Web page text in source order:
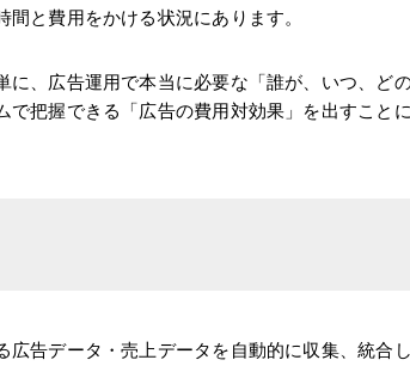
と費用をかける状況にあります。
に、広告運用で本当に必要な「誰が、いつ、ど
で把握できる「広告の費用対効果」を出すこと
広告データ・売上データを自動的に収集、統合